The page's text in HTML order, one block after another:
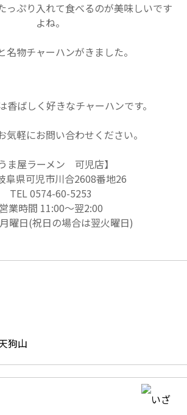
っぷり入れて食べるのが美味しいです
よね。
名物チャーハンがきました。
香ばしく好きなチャーハンです。
気軽にお問い合わせください。
うま屋ラーメン 可児店】
阜県可児市川合2608番地26
TEL 0574-60-5253
営業時間 11:00〜翌2:00
曜日(祝日の場合は翌火曜日)
狗山